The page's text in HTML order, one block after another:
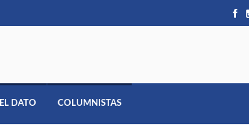
EL DATO COLUMNISTAS